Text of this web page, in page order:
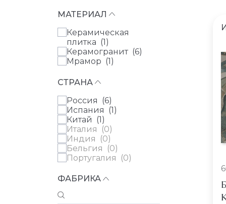
МАТЕРИАЛ
Керамическая
плитка (1)
Керамогранит (6)
Мрамор (1)
СТРАНА
Россия (6)
Испания (1)
Китай (1)
Италия (0)
Индия (0)
Бельгия (0)
Португалия (0)
ФАБРИКА